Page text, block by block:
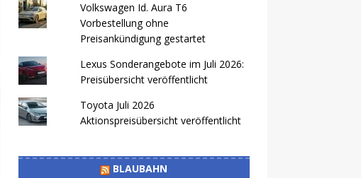
Volkswagen Id. Aura T6
Vorbestellung ohne
Preisankündigung gestartet
Lexus Sonderangebote im Juli 2026:
Preisübersicht veröffentlicht
Toyota Juli 2026
Aktionspreisübersicht veröffentlicht
BLAUBAHN